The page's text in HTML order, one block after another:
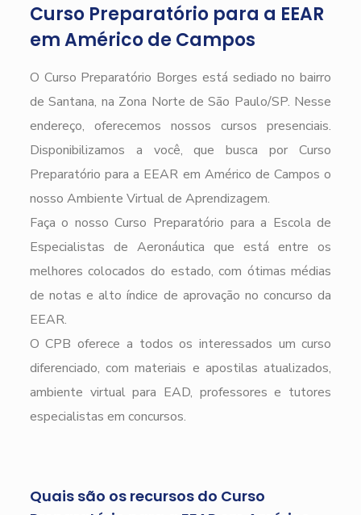
Curso Preparatório para a EEAR
em Américo de Campos
O Curso Preparatório Borges está sediado no bairro
de Santana, na Zona Norte de São Paulo/SP. Nesse
endereço, oferecemos nossos cursos presenciais.
Disponibilizamos a você, que busca por Curso
Preparatório para a EEAR em Américo de Campos o
nosso Ambiente Virtual de Aprendizagem.
Faça o nosso Curso Preparatório para a Escola de
Especialistas de Aeronáutica que está entre os
melhores colocados do estado, com ótimas médias
de notas e alto índice de aprovação no concurso da
EEAR.
O CPB oferece a todos os interessados um curso
diferenciado, com materiais e apostilas atualizados,
ambiente virtual para EAD, professores e tutores
especialistas em concursos.
Quais são os recursos do Curso